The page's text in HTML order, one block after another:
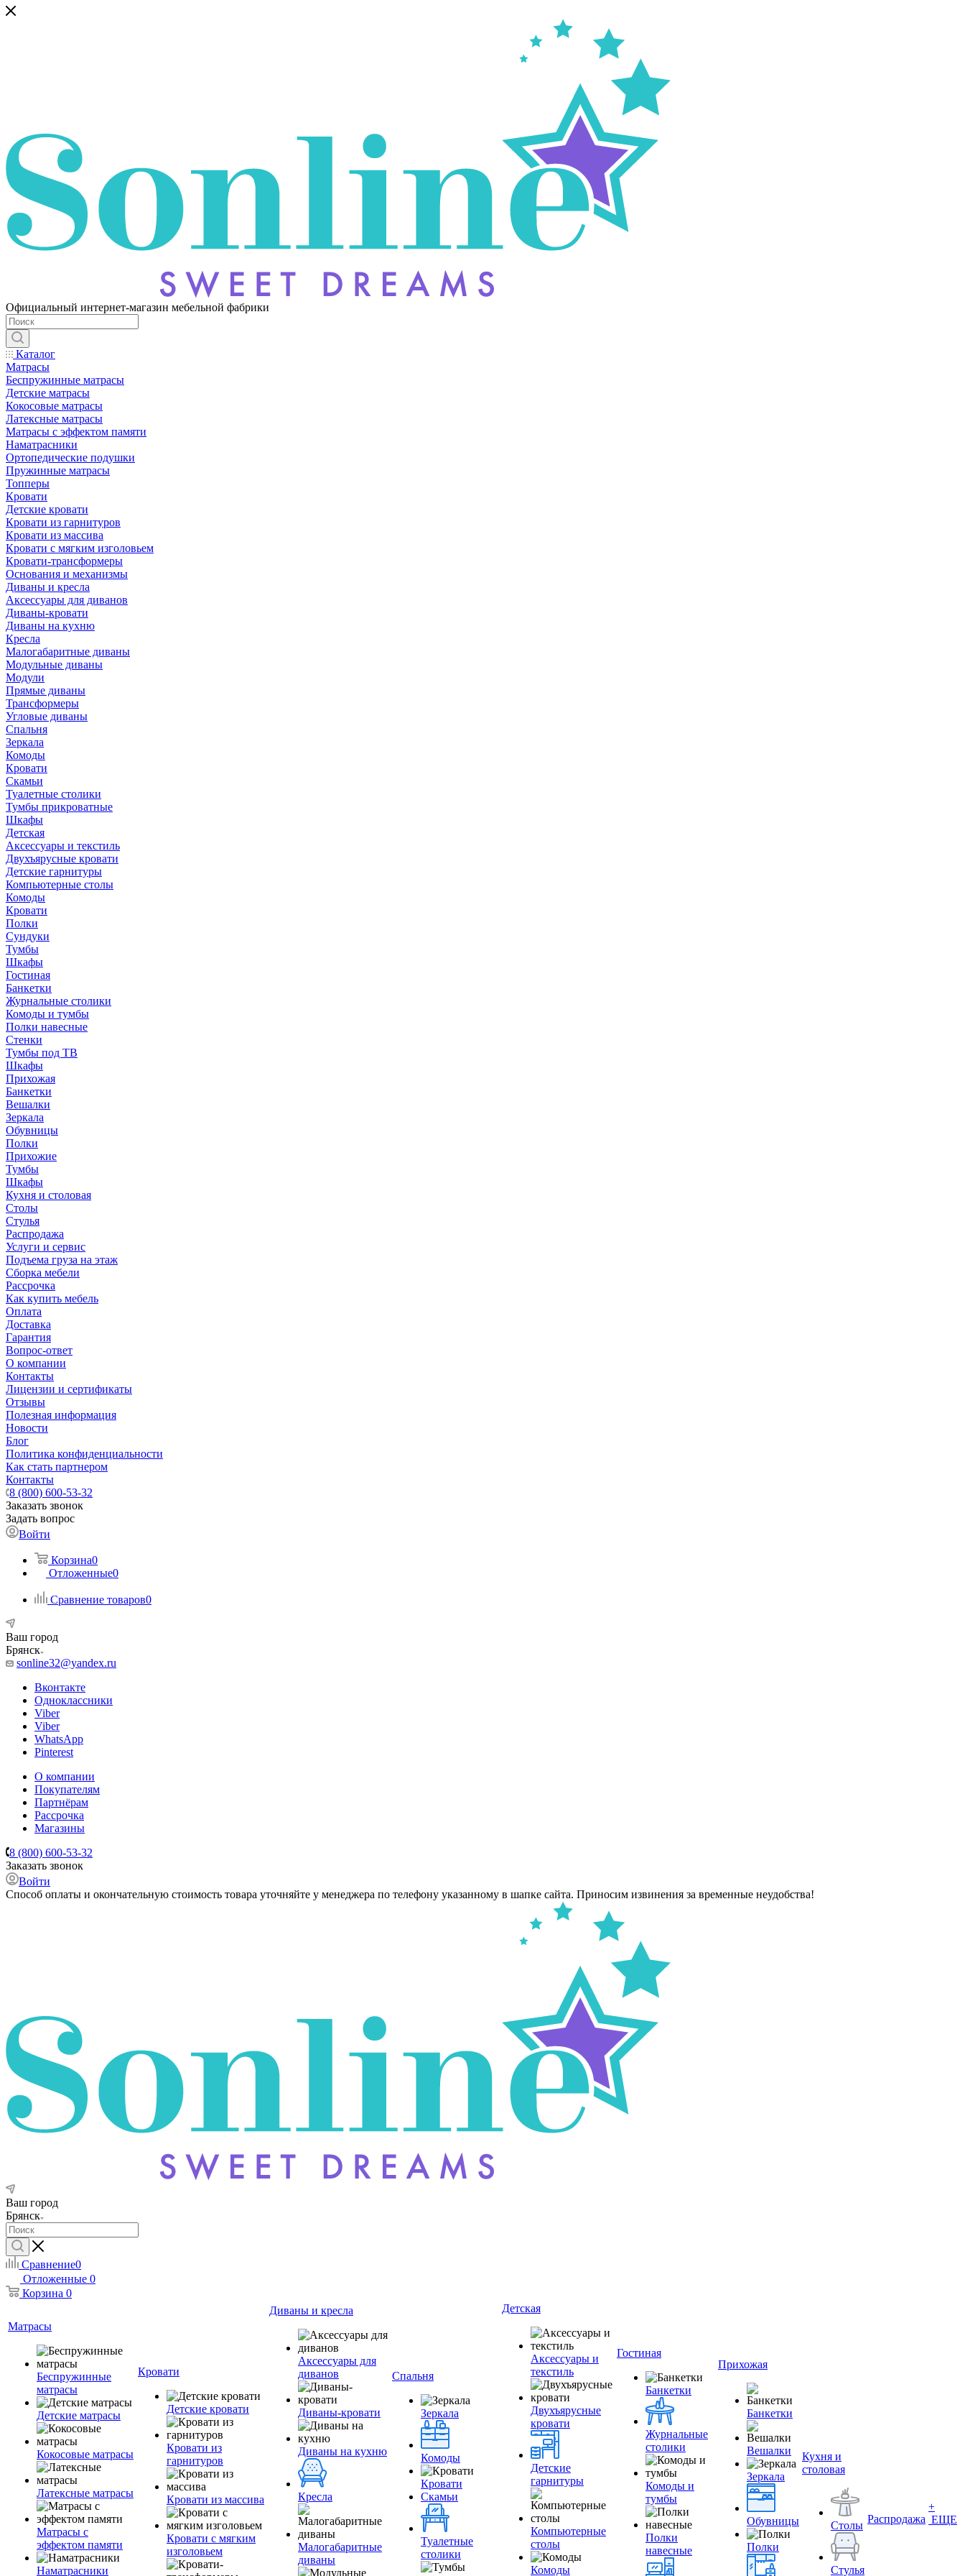
Официальный интернет-магазин мебельной фабрики
Каталог
Матрасы
Беспружинные матрасы
Детские матрасы
Кокосовые матрасы
Латексные матрасы
Матрасы с эффектом памяти
Наматрасники
Ортопедические подушки
Пружинные матрасы
Топперы
Кровати
Детские кровати
Кровати из гарнитуров
Кровати из массива
Кровати с мягким изголовьем
Кровати-трансформеры
Основания и механизмы
Диваны и кресла
Аксессуары для диванов
Диваны-кровати
Диваны на кухню
Кресла
Малогабаритные диваны
Модульные диваны
Модули
Прямые диваны
Трансформеры
Угловые диваны
Спальня
Зеркала
Комоды
Кровати
Скамьи
Туалетные столики
Тумбы прикроватные
Шкафы
Детская
Аксессуары и текстиль
Двухъярусные кровати
Детские гарнитуры
Компьютерные столы
Комоды
Кровати
Полки
Сундуки
Тумбы
Шкафы
Гостиная
Банкетки
Журнальные столики
Комоды и тумбы
Полки навесные
Стенки
Тумбы под ТВ
Шкафы
Прихожая
Банкетки
Вешалки
Зеркала
Обувницы
Полки
Прихожие
Тумбы
Шкафы
Кухня и столовая
Столы
Стулья
Распродажа
Услуги и сервис
Подъема груза на этаж
Сборка мебели
Рассрочка
Как купить мебель
Оплата
Доставка
Гарантия
Вопрос-ответ
О компании
Контакты
Лицензии и сертификаты
Отзывы
Полезная информация
Новости
Блог
Политика конфиденциальности
Как стать партнером
Контакты
8 (800) 600-53-32
Заказать звонок
Задать вопрос
Войти
Корзина0
Отложенные0
Сравнение товаров0
Ваш город
Брянск
sonline32@yandex.ru
Вконтакте
Одноклассники
Viber
Viber
WhatsApp
Pinterest
О компании
Покупателям
Партнёрам
Рассрочка
Магазины
8 (800) 600-53-32
Заказать звонок
Войти
Способ оплаты и окончательную стоимость товара уточняйте у менеджера по телефону указанному в шапке сайта. Приносим извинения за временные неудобства!
Ваш город
Брянск
Сравнение0
Отложенные 0
Корзина 0
Матрасы
Беспружинные
матрасы
Детские матрасы
Кокосовые матрасы
Латексные матрасы
Матрасы с
эффектом памяти
Наматрасники
Кровати
Детские кровати
Кровати из
гарнитуров
Кровати из массива
Кровати с мягким
изголовьем
Диваны и кресла
Аксессуары для
диванов
Диваны-кровати
Диваны на кухню
Кресла
Малогабаритные
диваны
Спальня
Зеркала
Комоды
Кровати
Скамьи
Туалетные
столики
Детская
Аксессуары и
текстиль
Двухъярусные
кровати
Детские
гарнитуры
Компьютерные
столы
Комоды
Гостиная
Банкетки
Журнальные
столики
Комоды и
тумбы
Полки
навесные
Прихожая
Банкетки
Вешалки
Зеркала
Обувницы
Полки
Кухня и
столовая
Столы
Стулья
Распродажа
+
ЕЩЕ